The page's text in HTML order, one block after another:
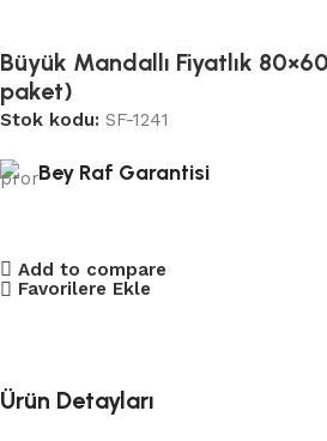
Büyük Mandallı Fiyatlık
paket)
Stok kodu: SF-1241
Bey Raf Garantisi
Add to compare
Favorilere Ekle
Ürün Detayları